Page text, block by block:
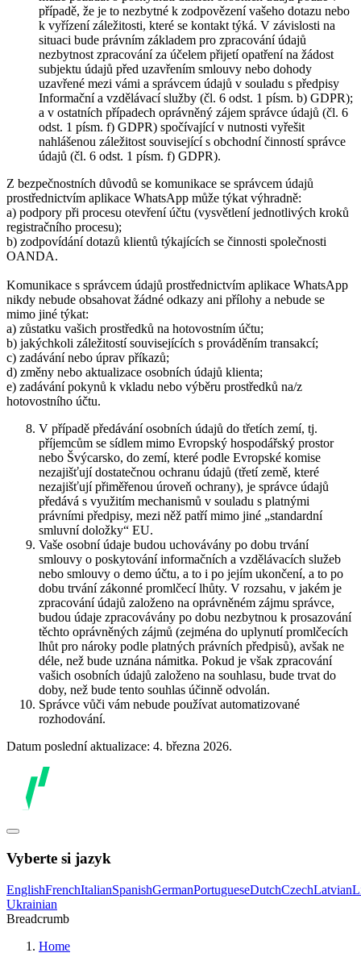
případě, že je to nezbytné k zodpovězení vašeho dotazu nebo
k vyřízení záležitosti, které se kontakt týká. V závislosti na
situaci bude právním základem pro zpracování údajů
nezbytnost zpracování za účelem přijetí opatření na žádost
subjektu údajů před uzavřením smlouvy nebo dohody
uzavřené mezi vámi a správcem údajů v souladu s předpisy
Informační a vzdělávací služby (čl. 6 odst. 1 písm. b) GDPR);
a v ostatních případech oprávněný zájem správce údajů (čl. 6
odst. 1 písm. f) GDPR) spočívající v nutnosti vyřešit
nahlášenou záležitost související s obchodní činností správce
údajů (čl. 6 odst. 1 písm. f) GDPR).
Z bezpečnostních důvodů se komunikace se správcem údajů
prostřednictvím aplikace WhatsApp může týkat výhradně:
a) podpory při procesu otevření účtu (vysvětlení jednotlivých kroků
registračního procesu);
b) zodpovídání dotazů klientů týkajících se činnosti společnosti
OANDA.
Komunikace s správcem údajů prostřednictvím aplikace WhatsApp
nikdy nebude obsahovat žádné odkazy ani přílohy a nebude se
mimo jiné týkat:
a) zůstatku vašich prostředků na hotovostním účtu;
b) jakýchkoli záležitostí souvisejících s prováděním transakcí;
c) zadávání nebo úprav příkazů;
d) změny nebo aktualizace osobních údajů klienta;
e) zadávání pokynů k vkladu nebo výběru prostředků na/z
hotovostního účtu.
V případě předávání osobních údajů do třetích zemí, tj.
příjemcům se sídlem mimo Evropský hospodářský prostor
nebo Švýcarsko, do zemí, které podle Evropské komise
nezajišťují dostatečnou ochranu údajů (třetí země, které
nezajišťují přiměřenou úroveň ochrany), je správce údajů
předává s využitím mechanismů v souladu s platnými
právními předpisy, mezi něž patří mimo jiné „standardní
smluvní doložky“ EU.
Vaše osobní údaje budou uchovávány po dobu trvání
smlouvy o poskytování informačních a vzdělávacích služeb
nebo smlouvy o demo účtu, a to i po jejím ukončení, a to po
dobu trvání zákonné promlčecí lhůty. V rozsahu, v jakém je
zpracování údajů založeno na oprávněném zájmu správce,
budou údaje zpracovávány po dobu nezbytnou k prosazování
těchto oprávněných zájmů (zejména do uplynutí promlčecích
lhůt pro nároky podle platných právních předpisů), avšak ne
déle, než bude uznána námitka. Pokud je však zpracování
vašich osobních údajů založeno na souhlasu, bude trvat do
doby, než bude tento souhlas účinně odvolán.
Správce vůči vám nebude používat automatizované
rozhodování.
Datum poslední aktualizace: 4. března 2026.
Vyberte si jazyk
EnglishFrenchItalianSpanishGermanPortugueseDutchCzechLatvian
Ukrainian
Breadcrumb
Home